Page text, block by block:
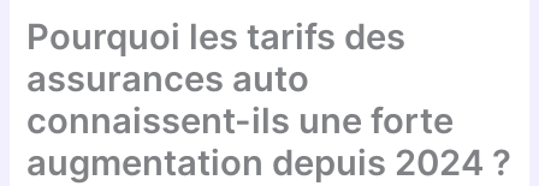
Pourquoi les tarifs des
assurances auto
connaissent-ils une forte
augmentation depuis 2024 ?